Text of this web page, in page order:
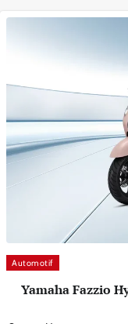
Automotif
Yamaha Fazzio